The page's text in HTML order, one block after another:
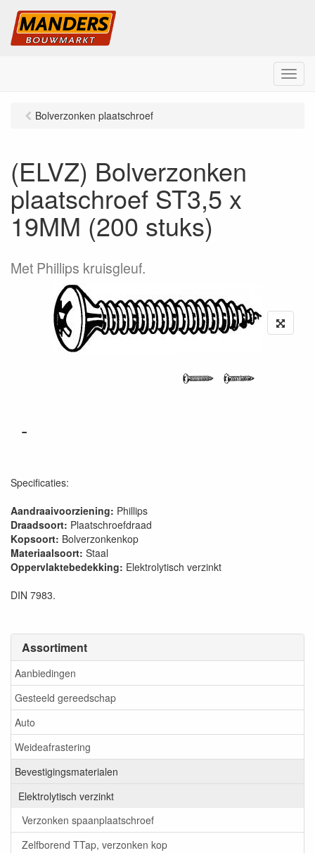
M
e
Assortiment
Aanbiedingen
Gesteeld gereedschap
Auto
Weideafrastering
Bevestigingsmaterialen
Elektrolytisch verzinkt
Verzonken spaanplaatschroef
Zelfborend TTap, verzonken kop
Bolverzonken plaatschroef
(ELVZ) Bolverzonken
plaatschroef ST3,5 x
19MM (200 stuks)
Met Phillips kruisgleuf.
-
Specificaties:
Aandraaivoorziening: Phillips
Draadsoort: Plaatschroefdraad
Kopsoort: Bolverzonkenkop
Materiaalsoort: Staal
Oppervlaktebedekking: Elektrolytisch verzinkt
DIN 7983.